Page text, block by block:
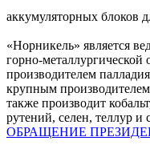
аккумуляторных блоков
«Норникель» является
горно-
производителем
крупным
также производит
рутений, селен, теллур и
ОБРАЩЕНИЕ